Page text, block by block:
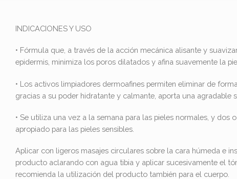
INDICACIONES Y USO
• Fórmula que, a través de la acción mecánica alisante y
epidermis, minimiza los poros dilatados y afina suavemente la
• Los activos limpiadores dermoafines permiten eliminar de
gracias a su poder hidratante y calmante, aporta una agradable
• Se utiliza una vez a la semana para las pieles normales, y dos
apropiado para las pieles sensibles.
Aplicar con ligeros masajes circulares sobre la cara húmeda e
producto aclarando con agua tibia y aplicar sucesivamente el
recomienda la utilización del producto también para el cuerpo.